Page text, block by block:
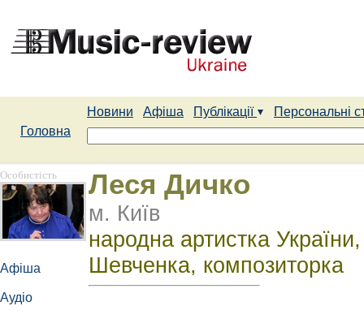
Новини Афіша Публікації
Персональні
Головна
Особистість
Афіша
Аудіо
Леся Дичко
м. Київ
народна артистка
Шевченка, композиторка